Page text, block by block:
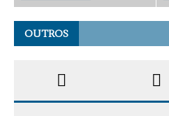
OUTROS